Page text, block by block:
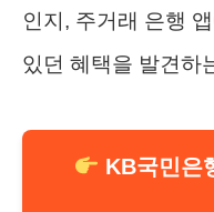
인지, 주거래 은행
있던 혜택을 발견하
KB국민은